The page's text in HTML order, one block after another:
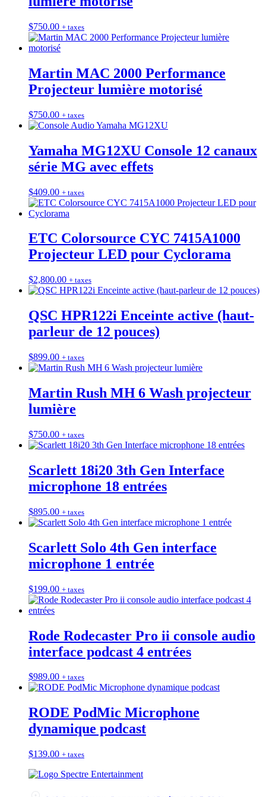
$750.00 + taxes
Martin MAC 2000 Performance
Projecteur lumière motorisé
$750.00 + taxes
Yamaha MG12XU Console 12 canaux
série MG avec effets
$409.00 + taxes
ETC Colorsource CYC 7415A1000
Projecteur LED pour Cyclorama
$2,800.00 + taxes
QSC HPR122i Enceinte active (haut-
parleur de 12 pouces)
$899.00 + taxes
Martin Rush MH 6 Wash projecteur
lumière
$750.00 + taxes
Scarlett 18i20 3th Gen Interface
microphone 18 entrées
$895.00 + taxes
Scarlett Solo 4th Gen interface
microphone 1 entrée
$199.00 + taxes
Rode Rodecaster Pro ii console audio
interface podcast 4 entrées
$989.00 + taxes
RODE PodMic Microphone
dynamique podcast
$139.00 + taxes